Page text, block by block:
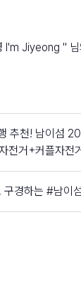
I'm Jiyeong " 님
추천! 남이섬
전거+커플자전
구경하는 #남이